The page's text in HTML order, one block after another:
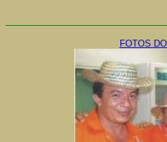
FOTOS